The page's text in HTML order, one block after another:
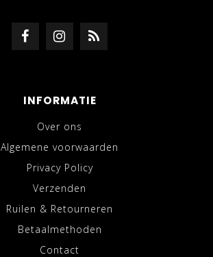
INFORMATIE
Over ons
Algemene voorwaarden
Privacy Policy
Verzenden
Ruilen & Retourneren
Betaalmethoden
Contact